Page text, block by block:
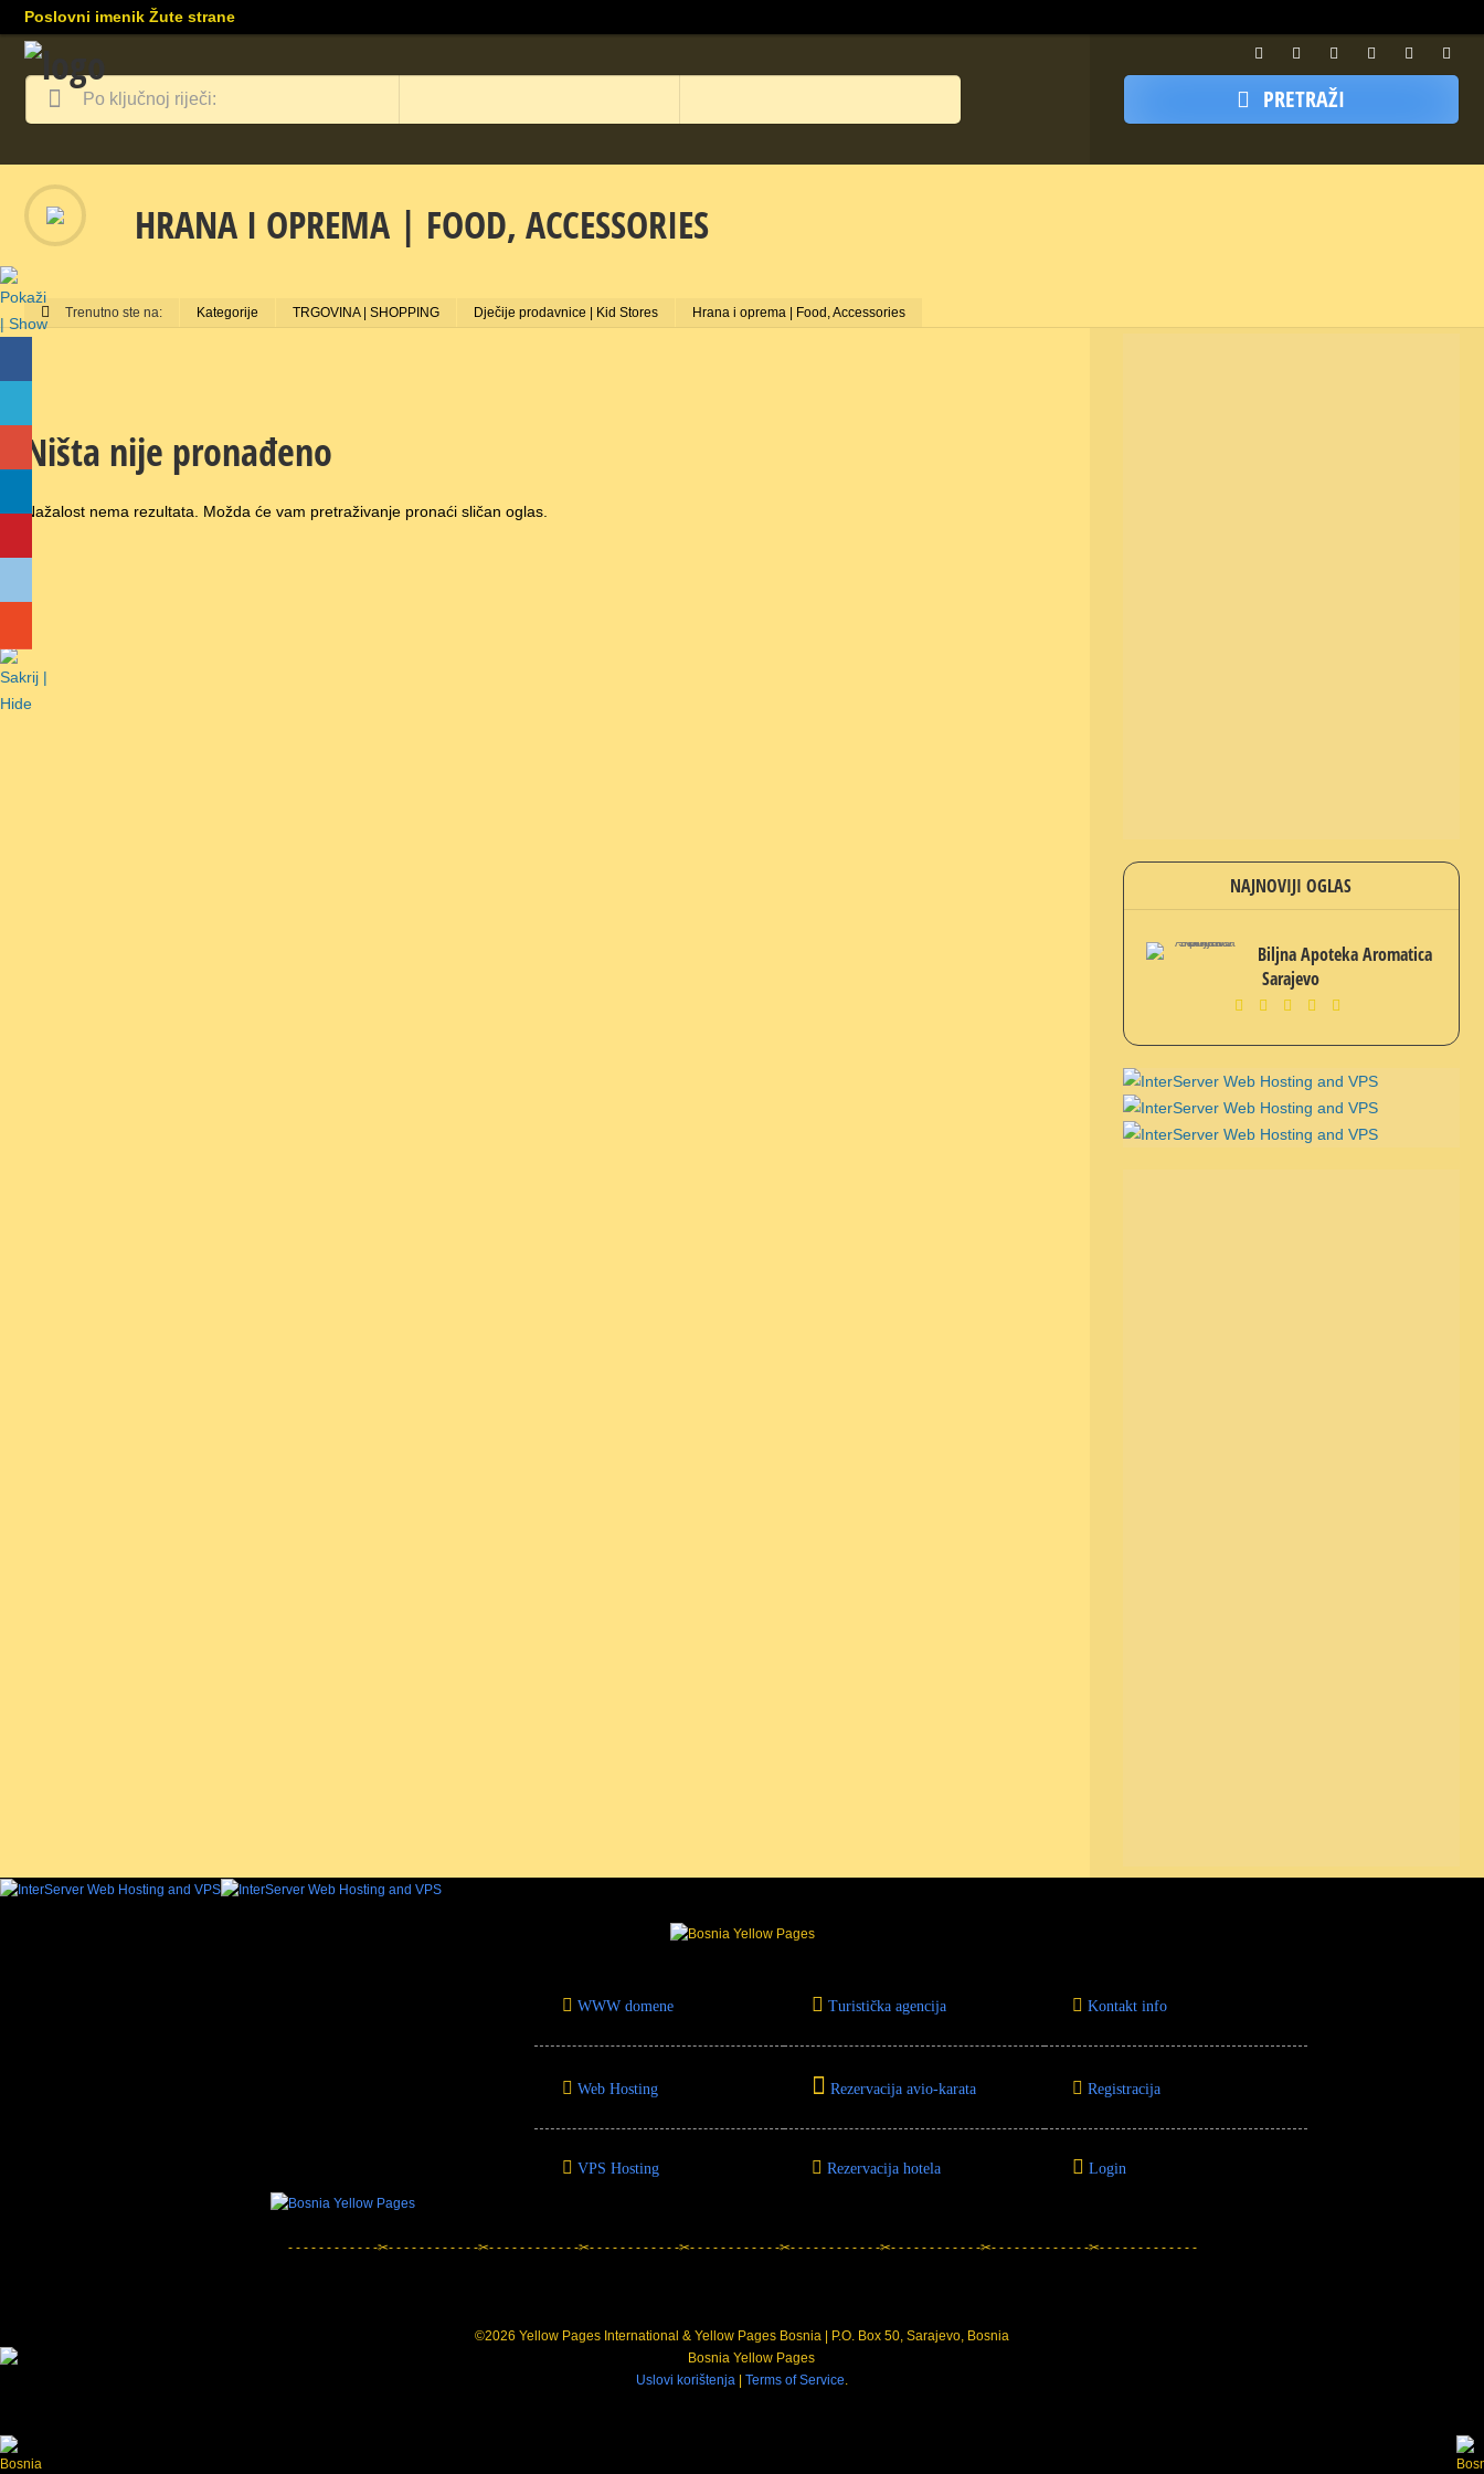
Poslovni imenik Žute strane
PRETRAŽI
HRANA I OPREMA | FOOD, ACCESSORIES
Trenutno ste na: Kategorije TRGOVINA | SHOPPING Dječije prodavnice | Kid Stores Hrana i oprema | Food, Accessories
Ništa nije pronađeno
Nažalost nema rezultata. Možda će vam pretraživanje pronaći sličan oglas.
NAJNOVIJI OGLAS
Biljna Apoteka Aromatica
Sarajevo
WWW domene Turistička agencija Kontakt info
Web Hosting Rezervacija avio-karata Registracija
VPS Hosting Rezervacija hotela Login
- - - - - - - - - - - -✂- - - - - - - - - - - -✂- - - - - - - - - - - -✂- - - - - - - - - - - -✂- - - - - - - - - - - -✂- - - - - - - - - - - -✂- - - - - - - - - - - -✂- - - - - - - - - - - - -✂- - - - - - - - - - - - -
©2026 Yellow Pages International & Yellow Pages Bosnia | P.O. Box 50, Sarajevo, Bosnia
Uslovi korištenja Terms of Service.